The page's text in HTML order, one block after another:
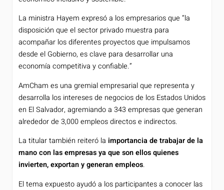
La ministra Hayem expresó a los empresarios que “la
disposición que el sector privado muestra para
acompañar los diferentes proyectos que impulsamos
desde el Gobierno, es clave para desarrollar una
economía competitiva y confiable.”
AmCham es una gremial empresarial que representa y
desarrolla los intereses de negocios de los Estados Unidos
en El Salvador, agremiando a 343 empresas que generan
alrededor de 3,000 empleos directos e indirectos.
La titular también reiteró la importancia de trabajar de la
mano con las empresas ya que son ellos quienes
invierten, exportan y generan empleos.
El tema expuesto ayudó a los participantes a conocer las